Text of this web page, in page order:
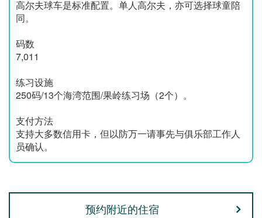
高尔夫球车是标准配置。单人高尔夫，亦可选择球童陪
同。
码数
7,011
练习设施
250码/13个海湾范围/果岭练习场（2个）。
支付方法
支持大多数信用卡，但以防万一请事先与俱乐部工作人
员确认。
预约附近的住宿